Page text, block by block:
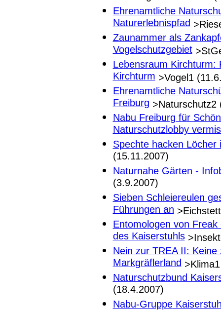
Ehrenamtliche
Naturerlebnispfad
Zaunammer als
Vogelschutzgebiet
Lebensraum Kirchturm:
Kirchturm>Vogel1
Ehrenamtliche
Freiburg >Naturschutz2
Nabu Freiburg für
Naturschutzlobby
Spechte hacken
(15.11.2007)
Naturnahe Gärten -
(3.9.2007)
Sieben Schleiereulen
Führungen an
Entomologen von
des Kaiserstuhls
Nein zur TREA II:
Markgräflerland
Naturschutzbund
(18.4.2007)
Nabu-Gruppe